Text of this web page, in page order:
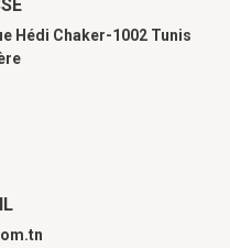
Hédi Chaker-1002 Tunis